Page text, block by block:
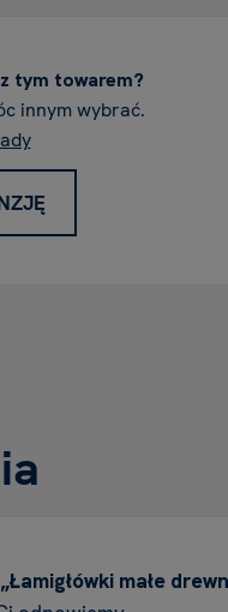
tym towarem?
innym wybrać.
małe